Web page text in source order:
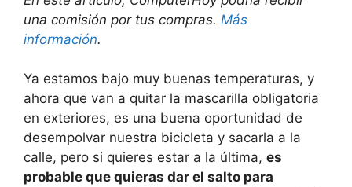
una comisión por tus compras. Más
información.
Ya estamos bajo muy buenas temperaturas, y
ahora que van a quitar la mascarilla obligatoria
en exteriores, es una buena oportunidad de
desempolvar nuestra bicicleta y sacarla a la
calle, pero si quieres estar a la última, es
probable que quieras dar el salto para